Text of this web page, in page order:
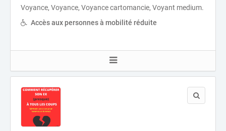
Voyance, Voyance, Voyance cartomancie, Voyant medium.
Accès aux personnes à mobilité réduite